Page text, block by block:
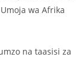
wa Afrika
na taasisi za